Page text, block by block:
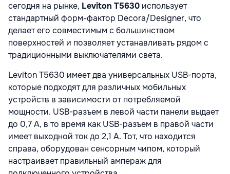
сегодня на рынке, Leviton T5630 использует
стандартный форм-фактор Decora/Designer, что
делает его совместимым с большинством
поверхностей и позволяет устанавливать рядом с
традиционными выключателями света.
Leviton T5630 имеет два универсальных USB-порта,
которые подходят для различных мобильных
устройств в зависимости от потребляемой
мощности. USB-разъем в левой части панели выдает
до 0,7 А, в то время как USB-разъем в правой части
имеет выходной ток до 2,1 A. Тот, что находится
справа, оборудован сенсорным чипом, который
настраивает правильный ампераж для